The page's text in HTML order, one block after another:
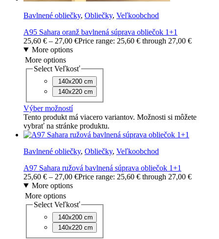
Bavlnené obliečky, Obliečky, Veľkoobchod
A95 Sahara oranž bavlnená súprava obliečok 1+1
25,60 € – 27,00 €Price range: 25,60 € through 27,00 €
More options
More options
Select Veľkosť
140x200 cm
140x220 cm
Výber možností
Tento produkt má viacero variantov. Možnosti si môžete
vybrať na stránke produktu.
Bavlnené obliečky, Obliečky, Veľkoobchod
A97 Sahara ružová bavlnená súprava obliečok 1+1
25,60 € – 27,00 €Price range: 25,60 € through 27,00 €
More options
More options
Select Veľkosť
140x200 cm
140x220 cm